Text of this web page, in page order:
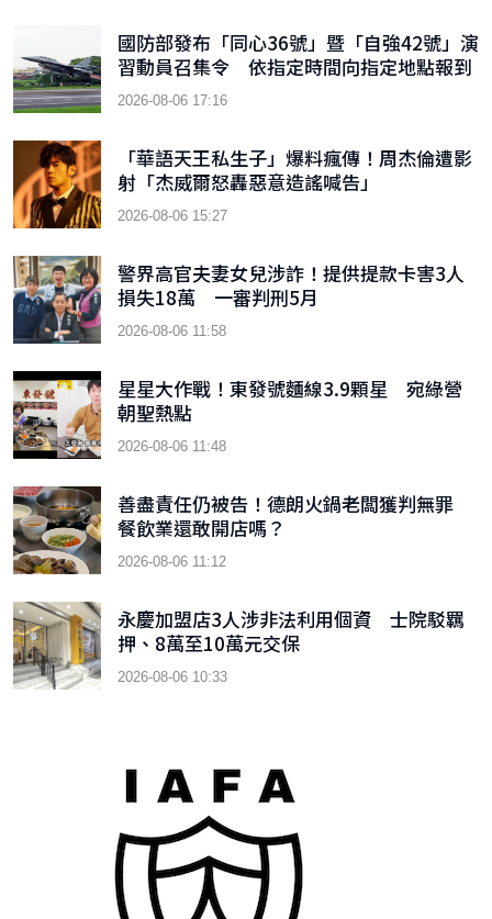
國防部發布「同心36號」暨「自強42號」演
習動員召集令 依指定時間向指定地點報到
2026-08-06 17:16
「華語天王私生子」爆料瘋傳！周杰倫遭影
射「杰威爾怒轟惡意造謠喊告」
2026-08-06 15:27
警界高官夫妻女兒涉詐！提供提款卡害3人
損失18萬 一審判刑5月
2026-08-06 11:58
星星大作戰！東發號麵線3.9顆星 宛綠營
朝聖熱點
2026-08-06 11:48
善盡責任仍被告！德朗火鍋老闆獲判無罪
餐飲業還敢開店嗎？
2026-08-06 11:12
永慶加盟店3人涉非法利用個資 士院駁羈
押、8萬至10萬元交保
2026-08-06 10:33